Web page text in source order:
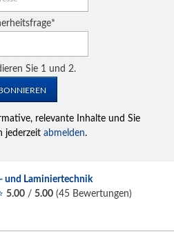
Adresse*
Sie 1 und 2.
relevante Inhalte und Sie
jederzeit abmelden.
und Laminiertechnik
5.00/ 5.00(45Bewertungen)